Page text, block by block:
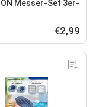
Messer-Set 3er-
€2,99